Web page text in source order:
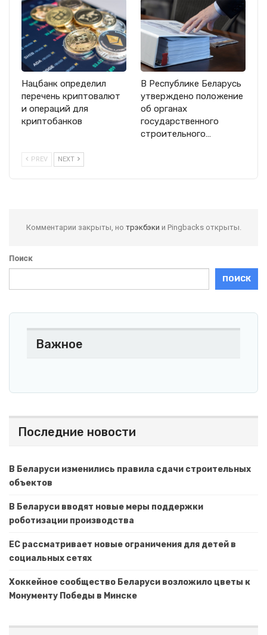
Нацбанк определил
перечень криптовалют
и операций для
криптобанков
В Республике Беларусь
утверждено положение
об органах
государственного
строительного…
PREV NEXT
Комментарии закрыты, но трэкбэки и Pingbacks открыты.
Поиск
ПОИСК
Важное
Последние новости
В Беларуси изменились правила сдачи строительных
объектов
В Беларуси вводят новые меры поддержки
роботизации производства
ЕС рассматривает новые ограничения для детей в
социальных сетях
Хоккейное сообщество Беларуси возложило цветы к
Монументу Победы в Минске